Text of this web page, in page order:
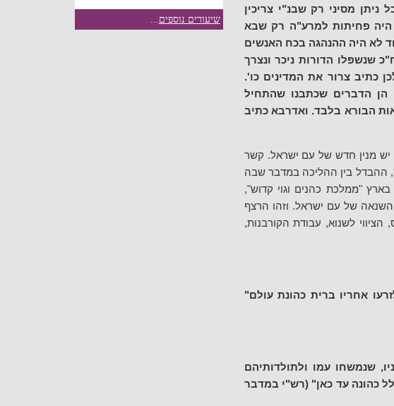
מסיני רק שבנ"י צריכין
היה פחיתות למרע"ה רק שבא
לא היה ההנהגה בכח האנשים
שנשפלו הדורות ניכר ונצרך
כתיב צרור את המדינים כו'.
הן הדברים שכתבנו שהתחיל
הבורא בלבד. ואדרבא כתיב
יש מנין חדש של עם ישראל. קשר
ההבדל בין ההליכה במדבר שבה
"ממלכת כהנים וגוי קדוש",
של עם ישראל. וזהו הרצף
לשנוא, עבודת הקורבנות,
אחריו ברית כהונת עולם"
שנמשחו עמו ולתולדותיהם
כהונה עד כאן" (רש"י במדבר
שיעורים נוספים...